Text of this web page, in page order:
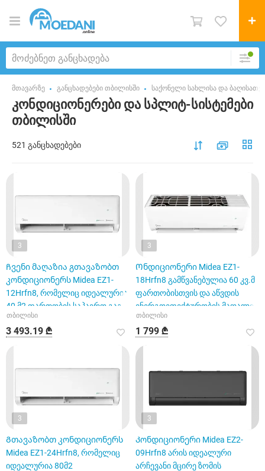
მთავარზე განცხადებები თბილისში საქონელი სახლისა და
კონდიციონერები და სპლიტ-სისტემები
თბილისში
521 განცხადებები
3
Ჩვენი მაღაზია გთავაზობთ
კონდიციონერს Midea EZ1-
12Hrfn8, რომელიც იდეალურია
40 მ2 ფართობის საჰაერო გაგ
თბილისი
3 493.19 ₾
3
Ონდიციონერი Midea EZ1-
18Hrfn8 გამწვანებულია 60 კვ.მ
ფართობისთვის და აწვდის
ენერგოეფექტურობის მაღალი
თბილისი
1 799 ₾
3
Გთავაზობთ კონდიციონერს
Midea EZ1-24Hrfn8, რომელიც
იდეალურია 80მ2
3
Კონდიციონერი Midea EZ2-
09Hrfn8 არის იდეალური
არჩევანი მცირე ზომის